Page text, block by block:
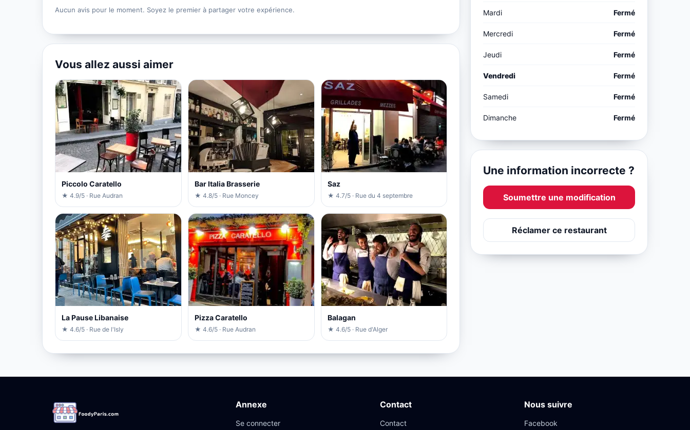
Aucun avis pour le moment. Soyez le premier à partager votre expérience.
Vous allez aussi aimer
Piccolo Caratello
★ 4.9/5 · Rue Audran
Bar Italia Brasserie
★ 4.8/5 · Rue Moncey
Saz
★ 4.7/5 · Rue du 4 septembre
La Pause Libanaise
★ 4.6/5 · Rue de l'Isly
Pizza Caratello
★ 4.6/5 · Rue Audran
Balagan
★ 4.6/5 · Rue d'Alger
Mardi Fermé
Mercredi Fermé
Jeudi Fermé
Vendredi Fermé
Samedi Fermé
Dimanche Fermé
Une information incorrecte ?
Soumettre une modification
Réclamer ce restaurant
Annexe
Se connecter
Contact
Contact
Nous suivre
Facebook